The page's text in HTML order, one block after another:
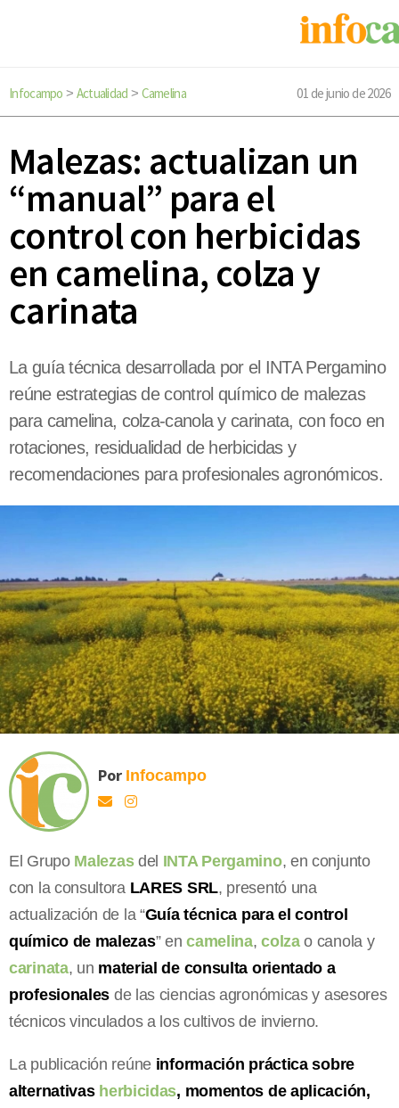
Infocampo > Actualidad > Camelina 01 de junio de 2026
Malezas: actualizan un
“manual” para el
control con herbicidas
en camelina, colza y
carinata
La guía técnica desarrollada por el INTA Pergamino
reúne estrategias de control químico de malezas
para camelina, colza-canola y carinata, con foco en
rotaciones, residualidad de herbicidas y
recomendaciones para profesionales agronómicos.
Por Infocampo
El Grupo Malezasdel INTA Pergamino, en conjunto
con la consultoraLARES SRL, presentó una
actualización de la “Guía técnica para el control
químico de malezas” encamelina,colzao canola y
carinata, un material de consulta orientado a
profesionales de las ciencias agronómicas y asesores
técnicos vinculados a los cultivos de invierno.
La publicación reúne información práctica sobre
alternativas herbicidas, momentos de aplicación,